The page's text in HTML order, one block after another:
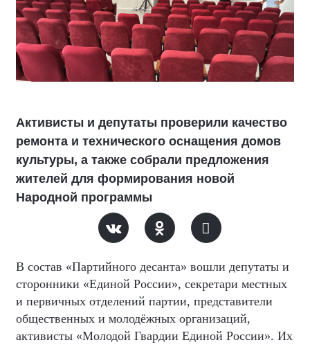
Активисты и депутаты проверили качество
ремонта и технического оснащения домов
культуры, а также собрали предложения
жителей для формирования новой
Народной программы
В состав «Партийного десанта» вошли депутаты и
сторонники «Единой России», секретари местных
и первичных отделений партии, представители
общественных и молодёжных организаций,
активисты «Молодой Гвардии Единой России». Их